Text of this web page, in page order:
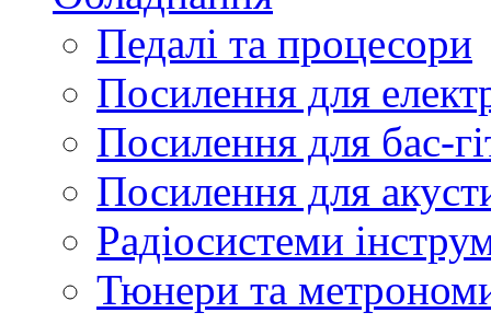
Педалі та процесори
Посилення для
Посилення для бас-
Посилення для
Радіосистеми
Тюнери та